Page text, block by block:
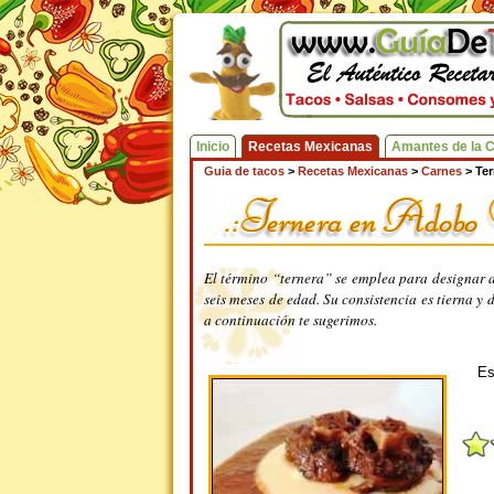
Inicio Recetas Mexicanas Amantes de la
Guia de tacos > Recetas Mexicanas > Carnes >
El término “ternera” se emplea para designar
seis meses de edad. Su consistencia es tierna
a continuación te sugerimos.